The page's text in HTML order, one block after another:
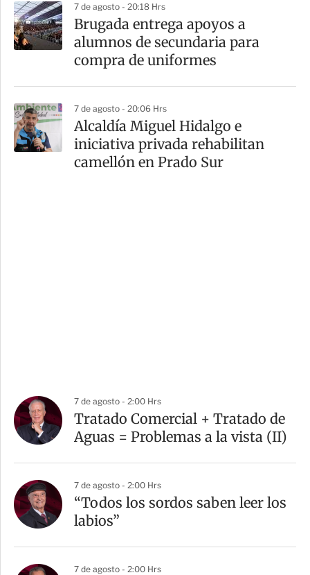
7 de agosto - 20:18 Hrs
Brugada entrega apoyos a
alumnos de secundaria para
compra de uniformes
7 de agosto - 20:06 Hrs
Alcaldía Miguel Hidalgo e
iniciativa privada rehabilitan
camellón en Prado Sur
7 de agosto - 2:00 Hrs
Tratado Comercial + Tratado de
Aguas = Problemas a la vista (II)
7 de agosto - 2:00 Hrs
“Todos los sordos saben leer los
labios”
7 de agosto - 2:00 Hrs